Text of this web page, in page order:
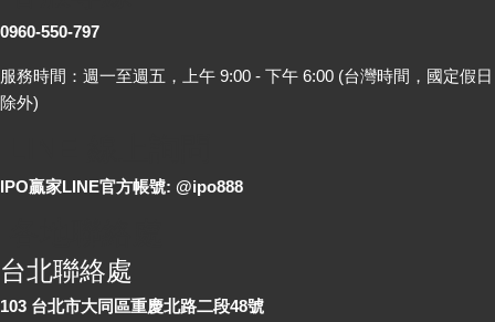
0960-550-797
服務時間：週一至週五，上午 9:00 - 下午 6:00 (台灣時間，國定假日
除外)
IPO贏家LINE官方帳號: @ipo888
台北聯絡處
103 台北市大同區重慶北路二段48號